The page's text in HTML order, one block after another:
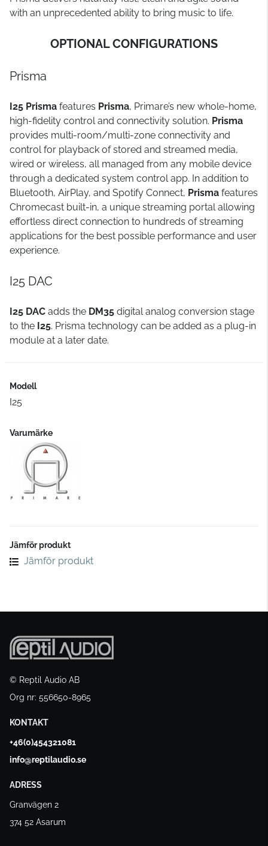
with an unprecedented ability to bring music to life.
OPTIONAL CONFIGURATIONS
Prisma
I25 Prisma features Prisma, Primare’s new whole-home,
high-fidelity control and connectivity solution. Prisma
provides multi-room/multi-zone connectivity and
control for playback of stored and streamed media,
wired or wireless, all managed from any mobile device
through a dedicated system control app. In addition to
Bluetooth, AirPlay, and Spotify Connect, Prisma features
Chromecast built-in, a unique streaming portal allowing
effortless direct connection to hundreds of streaming
applications for the best possible performance and user
experience.
I25 DAC
I25 DAC adds the DM35 digital analog conversion stage
to the I25. Prisma technology can be added as a plug-in
module at a later date.
Modell
I25
Varumärke
Jämför produkt
Jämför produkt
© Reptil Audio AB
Org nr: 556650-8965
KONTAKT
+46(0)454321081
info@reptilaudio.se
ADRESS
Granvägen 2
374 52 Asarum